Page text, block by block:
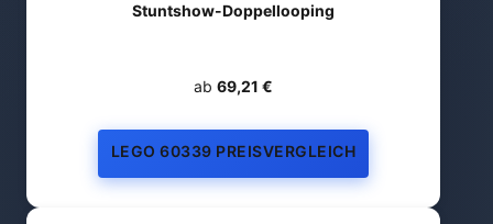
Stuntshow-Doppellooping
ab 69,21 €
LEGO 60339 PREISVERGLEICH